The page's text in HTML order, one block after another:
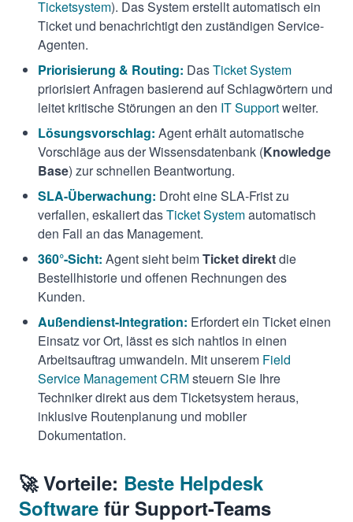
Ticketsystem). Das System erstellt automatisch ein
Ticket und benachrichtigt den zuständigen Service-
Agenten.
Priorisierung & Routing: DasTicket System
priorisiert Anfragen basierend auf Schlagwörtern und
leitet kritische Störungen an den IT Supportweiter.
Lösungsvorschlag: Agent erhält automatische
Vorschläge aus der Wissensdatenbank (Knowledge
Base) zur schnellen Beantwortung.
SLA-Überwachung: Droht eine SLA-Frist zu
verfallen, eskaliert dasTicket Systemautomatisch
den Fall an das Management.
360°-Sicht: Agent sieht beimTicket direktdie
Bestellhistorie und offenen Rechnungen des
Kunden.
Außendienst-Integration: Erfordert ein Ticket einen
Einsatz vor Ort, lässt es sich nahtlos in einen
Arbeitsauftrag umwandeln. Mit unserem Field
Service Management CRMsteuern Sie Ihre
Techniker direkt aus dem Ticketsystem heraus,
inklusive Routenplanung und mobiler
Dokumentation.
🚀 Vorteile: Beste Helpdesk
Software für Support-Teams